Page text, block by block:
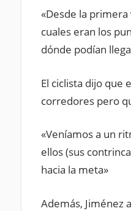
«Desde la
cuales eran los
dónde podían
El ciclista dijo que
corredores pero
«Veníamos a un
ellos (sus
hacia la meta»
Además, Jiménez